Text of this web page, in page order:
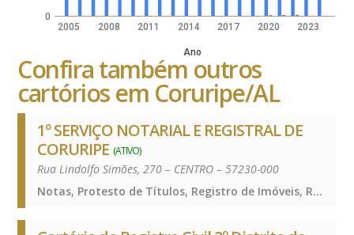
2005 2008 2011 2014 2017 2020 2023
Ano
0
Confira também outros
cartórios em Coruripe/AL
1º SERVIÇO NOTARIAL E REGISTRAL DE
CORURIPE (ATIVO)
Rua Lindolfo Simões, 270 – CENTRO – 57230-000
Notas, Protesto de Títulos, Registro de Imóveis, Registro de Títulos e Documentos e Civis das Pessoas Jurídicas, Notas, Protesto de Títulos, Registro de Imóveis, Registro de Títulos e Documentos e Civis das Pessoas Jurídicas, Notas, Protesto de Títulos, Registro de Imóveis, Registro de Títulos e Documentos e Civis das Pessoas Jurídicas, Notas, Protesto de Títulos, Registro de Imóveis, Registro de Títulos e Documentos e Civis das Pessoas Jurídicas